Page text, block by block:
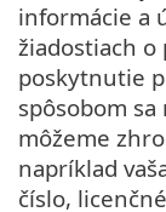
informácie a
žiadostiach o
poskytnutie
spôsobom
môžeme
napríklad
číslo,